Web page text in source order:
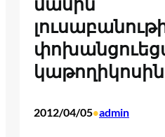
կաթողիկոսին
2012/04/05•admin